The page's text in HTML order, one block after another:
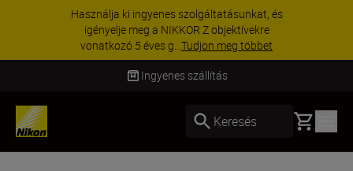
Használja ki ingyenes szolgáltatásunkat, és
igényelje meg a NIKKOR Z objektívekre
vonatkozó 5 éves g...Tudjon meg többet
Ingyenes szállítás
Keresés Basket